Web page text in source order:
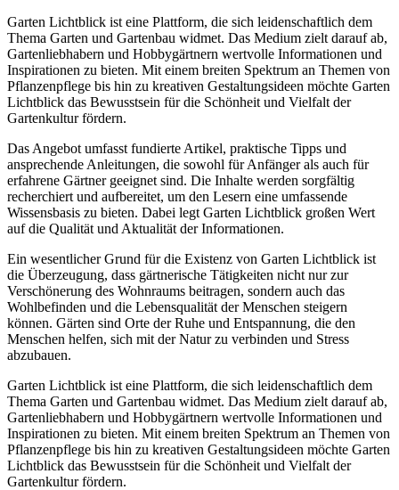
Garten Lichtblick ist eine Plattform, die sich leidenschaftlich dem
Thema Garten und Gartenbau widmet. Das Medium zielt darauf ab,
Gartenliebhabern und Hobbygärtnern wertvolle Informationen und
Inspirationen zu bieten. Mit einem breiten Spektrum an Themen von
Pflanzenpflege bis hin zu kreativen Gestaltungsideen möchte Garten
Lichtblick das Bewusstsein für die Schönheit und Vielfalt der
Gartenkultur fördern.
Das Angebot umfasst fundierte Artikel, praktische Tipps und
ansprechende Anleitungen, die sowohl für Anfänger als auch für
erfahrene Gärtner geeignet sind. Die Inhalte werden sorgfältig
recherchiert und aufbereitet, um den Lesern eine umfassende
Wissensbasis zu bieten. Dabei legt Garten Lichtblick großen Wert
auf die Qualität und Aktualität der Informationen.
Ein wesentlicher Grund für die Existenz von Garten Lichtblick ist
die Überzeugung, dass gärtnerische Tätigkeiten nicht nur zur
Verschönerung des Wohnraums beitragen, sondern auch das
Wohlbefinden und die Lebensqualität der Menschen steigern
können. Gärten sind Orte der Ruhe und Entspannung, die den
Menschen helfen, sich mit der Natur zu verbinden und Stress
abzubauen.
Garten Lichtblick ist eine Plattform, die sich leidenschaftlich dem
Thema Garten und Gartenbau widmet. Das Medium zielt darauf ab,
Gartenliebhabern und Hobbygärtnern wertvolle Informationen und
Inspirationen zu bieten. Mit einem breiten Spektrum an Themen von
Pflanzenpflege bis hin zu kreativen Gestaltungsideen möchte Garten
Lichtblick das Bewusstsein für die Schönheit und Vielfalt der
Gartenkultur fördern.